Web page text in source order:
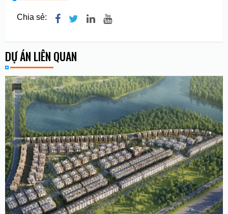
Chia sẻ:
DỰ ÁN LIÊN QUAN